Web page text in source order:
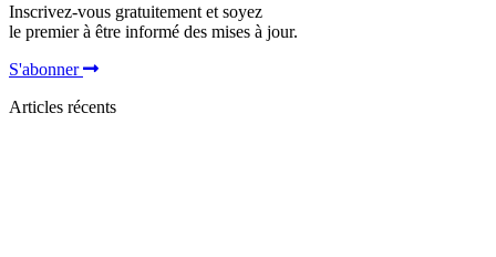
Inscrivez-vous gratuitement et soyez
le premier à être informé des mises à jour.
S'abonner
Articles récents